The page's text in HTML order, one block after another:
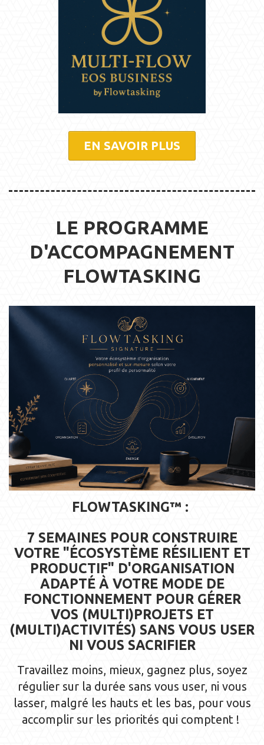
EN SAVOIR PLUS
LE PROGRAMME
D'ACCOMPAGNEMENT
FLOWTASKING
FLOWTASKING™ :
7 SEMAINES POUR CONSTRUIRE
VOTRE "ÉCOSYSTÈME RÉSILIENT ET
PRODUCTIF" D'ORGANISATION
ADAPTÉ À VOTRE MODE DE
FONCTIONNEMENT POUR GÉRER
VOS (MULTI)PROJETS ET
(MULTI)ACTIVITÉS) SANS VOUS USER
NI VOUS SACRIFIER
Travaillez moins, mieux, gagnez plus, soyez
régulier sur la durée sans vous user, ni vous
lasser, malgré les hauts et les bas, pour vous
accomplir sur les priorités qui comptent !